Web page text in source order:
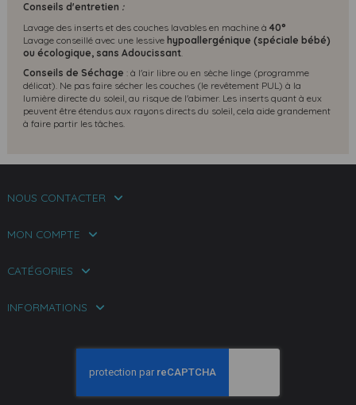
Conseils d'entretien :
Lavage des inserts et des couches lavables en machine à 40°
Lavage conseillé avec une lessive hypoallergénique (spéciale bébé)
ou écologique, sans Adoucissant
Conseils de Séchage : à l'air libre ou en sèche linge (programme
délicat). Ne pas faire sécher les couches (le revêtement PUL) à la
lumière directe du soleil, au risque de l'abimer. Les inserts quant à eux
peuvent être étendus aux rayons directs du soleil, cela aide grandement
à faire partir les tâches.
NOUS CONTACTER
MON COMPTE
CATÉGORIES
INFORMATIONS